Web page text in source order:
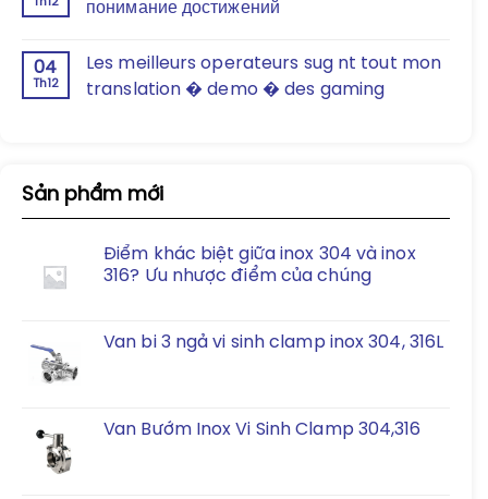
понимание достижений
04
Th12
Les meilleurs operateurs sug nt tout mon
translation � demo � des gaming
Sản phẩm mới
Điểm khác biệt giữa inox 304 và inox
316? Ưu nhược điểm của chúng
Van bi 3 ngả vi sinh clamp inox 304, 316L
Van Bướm Inox Vi Sinh Clamp 304,316